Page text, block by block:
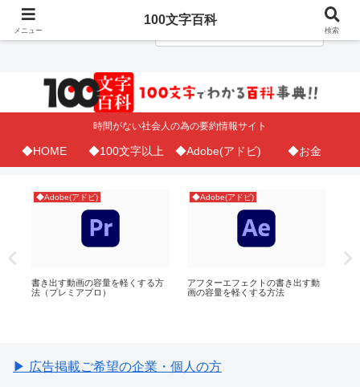
時間がない社会人の為の要約情報サイト
◆HOME ◆100文字以上 ◆Adobe(アドビ) ◆お金
◆Adobe(アドビ)
書き出す動画の容量を軽くする方
法（プレミアプロ）
◆Adobe(アドビ)
アフターエフェクトの書き出す動
画の容量を軽くする方法
▶ 広告掲載ご希望の企業・個人の方
メニュー
100文字百科
検索